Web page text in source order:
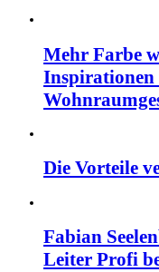
Mehr Farbe
Die Vorteile
Fabian
Leiter Profi